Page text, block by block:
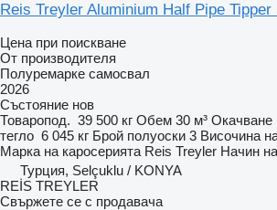
Reis Treyler Aluminium Half Pipe Tipper
Цена при поискване
От производителя
Полуремарке самосвал
2026
Състояние нов
Товаропод. 39 500 кг Обем 30 м³ Окачване
тегло 6 045 кг Брой полуоски 3 Височина
Марка на каросерията Reis Treyler Начин
Турция, Selçuklu / KONYA
REİS TREYLER
Свържете се с продавача